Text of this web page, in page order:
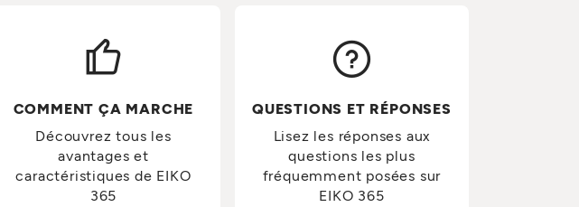
COMMENT ÇA MARCHE
Découvrez tous les
avantages et
caractéristiques de EIKO
365
QUESTIONS ET RÉPONSES
Lisez les réponses aux
questions les plus
fréquemment posées sur
EIKO 365